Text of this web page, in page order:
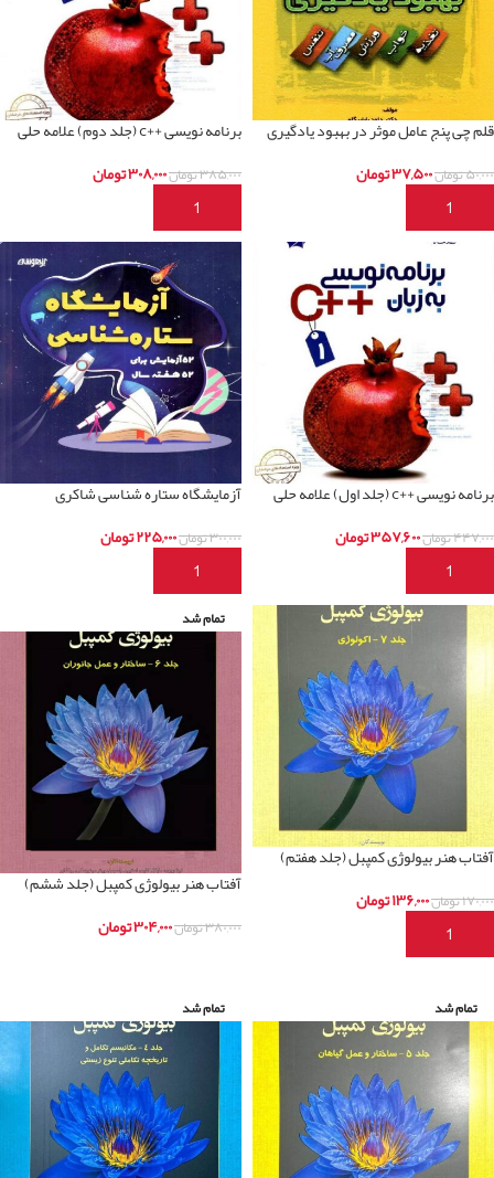
قلم چی پنج عامل موثر در بهبود یادگیری
۵۰,۰۰۰تومان۳۷,۵۰۰تومان
افزودن به سبد خرید
برنامه نویسی ++c (جلد دوم) علامه حلی
۳۸۵,۰۰۰تومان۳۰۸,۰۰۰تومان
افزودن به سبد خرید
برنامه نویسی ++c (جلد اول) علامه حلی
۴۴۷,۰۰۰تومان۳۵۷,۶۰۰تومان
افزودن به سبد خرید
آزمایشگاه ستاره شناسی شاکری
۳۰۰,۰۰۰تومان۲۲۵,۰۰۰تومان
افزودن به سبد خرید
آفتاب هنر بیولوژی کمپبل (جلد هفتم)
۱۷۰,۰۰۰تومان۱۳۶,۰۰۰تومان
افزودن به سبد خرید
تمام شد
آفتاب هنر بیولوژی کمپبل (جلد ششم)
۳۸۰,۰۰۰تومان۳۰۴,۰۰۰تومان
تمام شد تمام شد